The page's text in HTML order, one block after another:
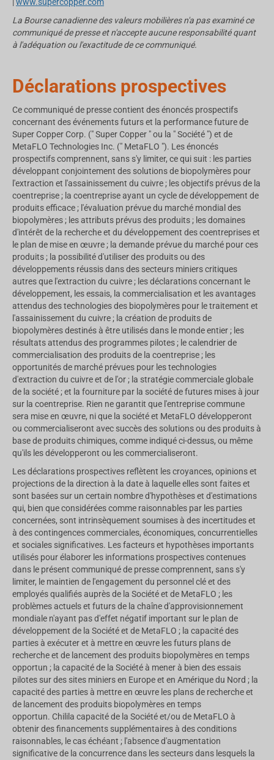
www.supercopper.com
La Bourse canadienne des valeurs mobilières n'a pas examiné ce
communiqué de presse et n'accepte aucune responsabilité quant
à l'adéquation ou l'exactitude de ce communiqué.
Déclarations prospectives
Ce communiqué de presse contient des énoncés prospectifs
concernant des événements futurs et la performance future de
Super Copper Corp. (" Super Copper " ou la " Société ") et de
MetaFLO Technologies Inc. (" MetaFLO "). Les énoncés
prospectifs comprennent, sans s'y limiter, ce qui suit : les parties
développant conjointement des solutions de biopolymères pour
l'extraction et l'assainissement du cuivre ; les objectifs prévus de la
coentreprise ; la coentreprise ayant un cycle de développement de
produits efficace ; l'évaluation prévue du marché mondial des
biopolymères ; les attributs prévus des produits ; les domaines
d'intérêt de la recherche et du développement des coentreprises et
le plan de mise en œuvre ; la demande prévue du marché pour ces
produits ; la possibilité d'utiliser des produits ou des
développements réussis dans des secteurs miniers critiques
autres que l'extraction du cuivre ; les déclarations concernant le
développement, les essais, la commercialisation et les avantages
attendus des technologies des biopolymères pour le traitement et
l'assainissement du cuivre ; la création de produits de
biopolymères destinés à être utilisés dans le monde entier ; les
résultats attendus des programmes pilotes ; le calendrier de
commercialisation des produits de la coentreprise ; les
opportunités de marché prévues pour les technologies
d'extraction du cuivre et de l'or ; la stratégie commerciale globale
de la société ; et la fourniture par la société de futures mises à jour
sur la coentreprise. Rien ne garantit que l'entreprise commune
sera mise en œuvre, ni que la société et MetaFLO développeront
ou commercialiseront avec succès des solutions ou des produits à
base de produits chimiques, comme indiqué ci-dessus, ou même
qu'ils les développeront ou les commercialiseront.
Les déclarations prospectives reflètent les croyances, opinions et
projections de la direction à la date à laquelle elles sont faites et
sont basées sur un certain nombre d'hypothèses et d'estimations
qui, bien que considérées comme raisonnables par les parties
concernées, sont intrinsèquement soumises à des incertitudes et
à des contingences commerciales, économiques, concurrentielles
et sociales significatives. Les facteurs et hypothèses importants
utilisés pour élaborer les informations prospectives contenues
dans le présent communiqué de presse comprennent, sans s'y
limiter, le maintien de l'engagement du personnel clé et des
employés qualifiés auprès de la Société et de MetaFLO ; les
problèmes actuels et futurs de la chaîne d'approvisionnement
mondiale n'ayant pas d'effet négatif important sur le plan de
développement de la Société et de MetaFLO ; la capacité des
parties à exécuter et à mettre en œuvre les futurs plans de
recherche et de lancement des produits biopolymères en temps
opportun ; la capacité de la Société à mener à bien des essais
pilotes sur des sites miniers en Europe et en Amérique du Nord ; la
capacité des parties à mettre en œuvre les plans de recherche et
de lancement des produits biopolymères en temps
opportun. Chilila capacité de la Société et/ou de MetaFLO à
obtenir des financements supplémentaires à des conditions
raisonnables, le cas échéant ; l'absence d'augmentation
significative de la concurrence dans les secteurs dans lesquels la